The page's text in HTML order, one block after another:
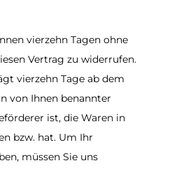
vierzehn Tagen ohne
Vertrag zu widerrufen.
vierzehn Tage ab dem
von Ihnen benannter
ist, die Waren in
bzw. hat. Um Ihr
müssen Sie uns